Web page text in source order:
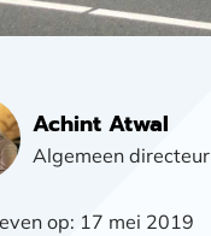
Achint Atwal
Algemeen directeur
op: 17 mei 2019